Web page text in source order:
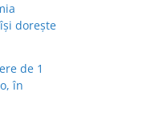
dorește
de 1
în